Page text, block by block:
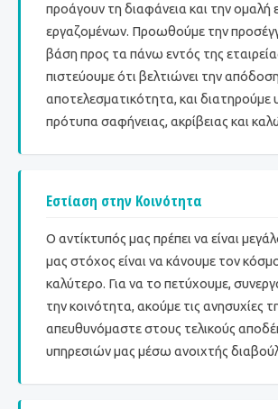
προάγουν τη διαφάνεια και την ομαλή
εργαζομένων. Προωθούμε την
βάση προς τα πάνω εντός της
πιστεύουμε ότι βελτιώνει την
αποτελεσματικότητα, και διατηρούμε
πρότυπα σαφήνειας, ακρίβειας και
Εστίαση στην Κοινότητα
Ο αντίκτυπός μας πρέπει να είναι
μας στόχος είναι να κάνουμε τον
καλύτερο. Για να το πετύχουμε,
την κοινότητα, ακούμε τις ανησυχίες
απευθυνόμαστε στους τελικούς
υπηρεσιών μας μέσω ανοιχτής